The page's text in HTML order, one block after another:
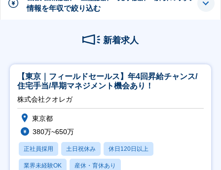
情報を年収で絞り込む
新着求人
【東京｜フィールドセールス】年4回昇給チャンス/
住宅手当/早期マネジメント機会あり！
株式会社クオレガ
東京都
380万~650万
正社員採用 土日祝休み 休日120日以上
業界未経験OK 産休・育休あり